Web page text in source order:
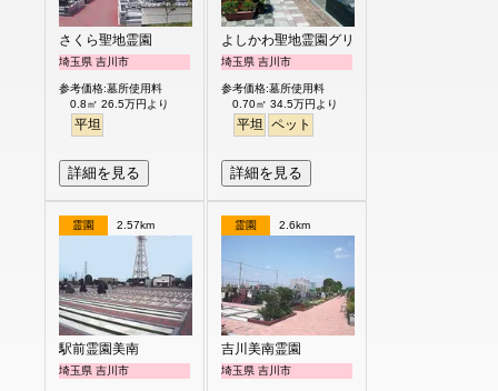
さくら聖地霊園
埼玉県 吉川市
参考価格:墓所使用料
0.8㎡ 26.5万円より
平坦
詳細を見る
よしかわ聖地霊園グリーンピア
埼玉県 吉川市
参考価格:墓所使用料
0.70㎡ 34.5万円より
平坦 ペット
詳細を見る
霊園 2.57km
駅前霊園美南
埼玉県 吉川市
霊園 2.6km
吉川美南霊園
埼玉県 吉川市